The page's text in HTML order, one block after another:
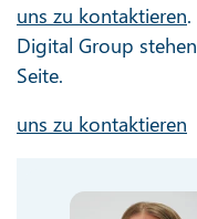
uns zu kontaktieren
Digital Group
Seite.
uns zu kontaktieren